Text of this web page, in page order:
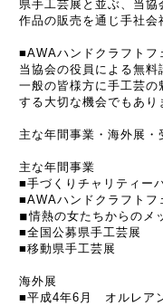
県手工芸展と並ぶ、当協
作品の販売を通じ手社会
■AWAハンドクラフトフ
当協会の役員による無料
一般の皆様方に手工芸
する大切な機会でもあり
主な年間事業・海外展・
主な年間事業
■手づくりチャリティー
■AWAハンドクラフトフ
◾︎情熱の女たちからのメ
■全国公募県手工芸展
■移動県手工芸展
海外展
■平成4年6月 オルレア